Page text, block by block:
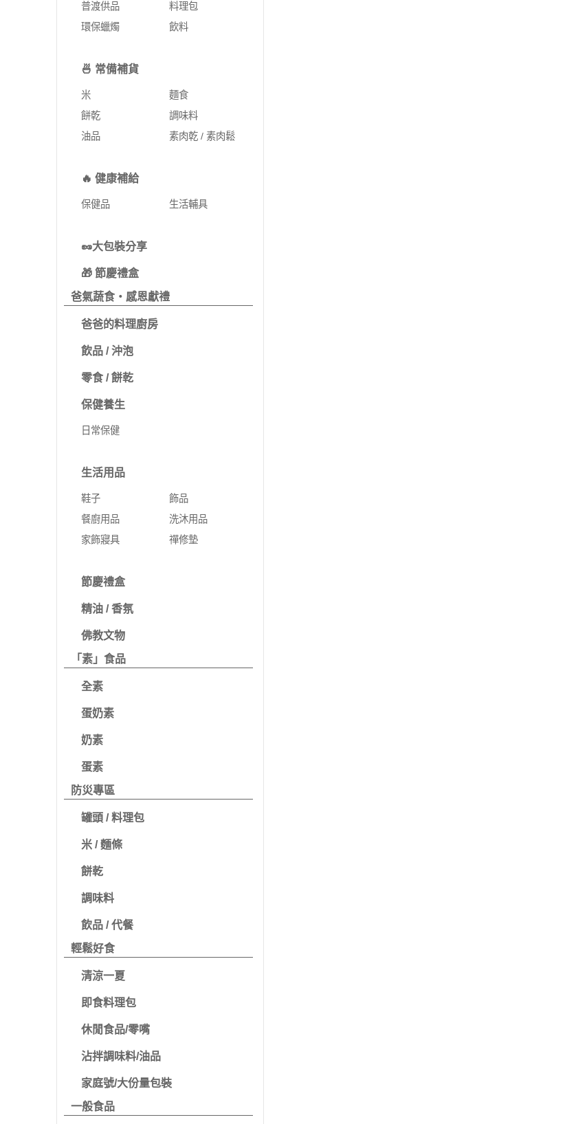
普渡供品
料理包
環保蠟燭
飲料
🍜 常備補貨
米
麵食
餅乾
調味料
油品
素肉乾 / 素肉鬆
🔥 健康補給
保健品 生活輔具
🥜大包裝分享
🎁 節慶禮盒
爸氣蔬食・感恩獻禮
爸爸的料理廚房
飲品 / 沖泡
零食 / 餅乾
保健養生
日常保健
生活用品
鞋子
飾品
餐廚用品
洗沐用品
家飾寢具
禪修墊
節慶禮盒
精油 / 香氛
佛教文物
「素」食品
全素
蛋奶素
奶素
蛋素
防災專區
罐頭 / 料理包
米 / 麵條
餅乾
調味料
飲品 / 代餐
輕鬆好食
清涼一夏
即食料理包
休閒食品/零嘴
沾拌調味料/油品
家庭號/大份量包裝
一般食品